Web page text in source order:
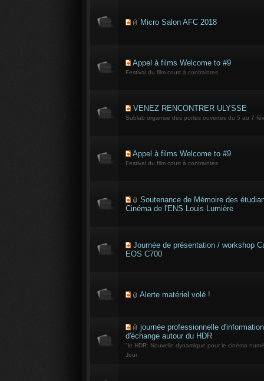
Micro Salon AFC 2018
Appel à films Welcome to #9
Festival du film court à contraintes
VENEZ RENCONTRER ULYSSE
Sublab organise des portes ouvertes du 5 au 7
Appel à films Welcome to #9
Festival du film court à contraintes
Soutenance de Mémoire des
Cinéma de l'ENS Louis Lumière
Journée de présentation / workshop
EOS C700
Alerte matériel volé !
journée professionnelle
d'échange autour du HDR
"le HDR: Nouvelle dynamique pour le cinéma
Jour